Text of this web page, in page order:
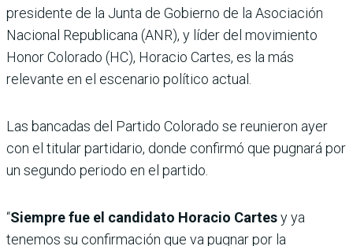
presidente de la Junta de Gobierno de la Asociación
Nacional Republicana (ANR), y líder del movimiento
Honor Colorado (HC), Horacio Cartes, es la más
relevante en el escenario político actual.
Las bancadas del Partido Colorado se reunieron ayer
con el titular partidario, donde confirmó que pugnará por
un segundo periodo en el partido.
“Siempre fue el candidato Horacio Cartesy ya
tenemos su confirmación que va pugnar por la